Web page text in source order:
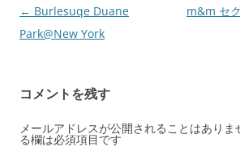
投
稿
ゲ
ー
シ
← Burlesuqe Duane
Park@New York
m&m セ
コメントを残す
メールアドレスが公開されることはありま
る欄は必須項目です